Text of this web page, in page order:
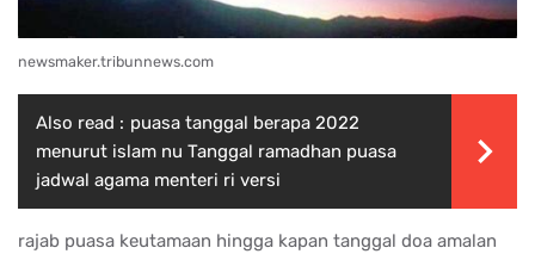
newsmaker.tribunnews.com
Also read : puasa tanggal berapa 2022
menurut islam nu Tanggal ramadhan puasa
jadwal agama menteri ri versi
rajab puasa keutamaan hingga kapan tanggal doa amalan